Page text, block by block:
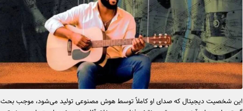
این شخصیت دیجیتال که صدای او کاملاً توسط هوش مصنوعی تولید می‌شود، موجب